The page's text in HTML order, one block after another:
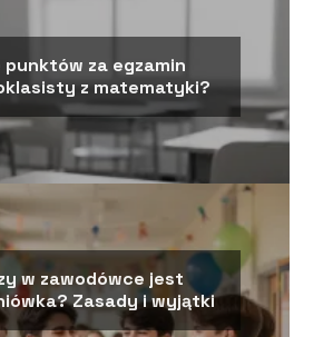
punktów za egzamin
z matematyki?
w zawodówce jest
Zasady i wyjątki